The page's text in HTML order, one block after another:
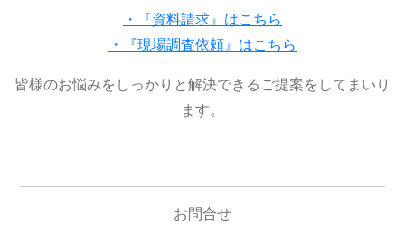
・『資料請求』はこちら
・『現場調査依頼』はこちら
皆様のお悩みをしっかりと解決できるご提案をしてまいり
ます。
お問合せ